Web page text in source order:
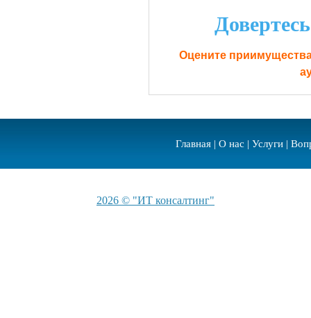
Оцените
Главная | О нас | Услуги |
2026 © "ИТ консалтинг"